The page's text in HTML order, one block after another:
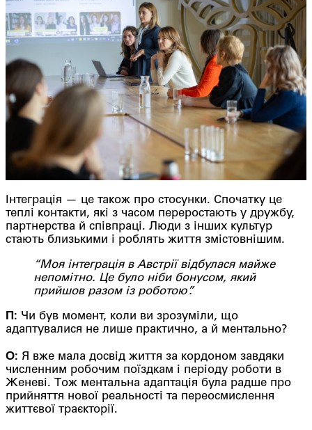
Інтеграція — це також про стосунки. Спочатку це
теплі контакти, які з часом переростають у дружбу,
партнерства й співпраці. Люди з інших культур
стають близькими і роблять життя змістовнішим.
“Моя інтеграція в Австрії відбулася майже
непомітно. Це було ніби бонусом, який
прийшов разом із роботою”.
П: Чи був момент, коли ви зрозуміли, що
адаптувалися не лише практично, а й ментально?
О: Я вже мала досвід життя за кордоном завдяки
численним робочим поїздкам і періоду роботи в
Женеві. Тож ментальна адаптація була радше про
прийняття нової реальності та переосмислення
життєвої траєкторії.